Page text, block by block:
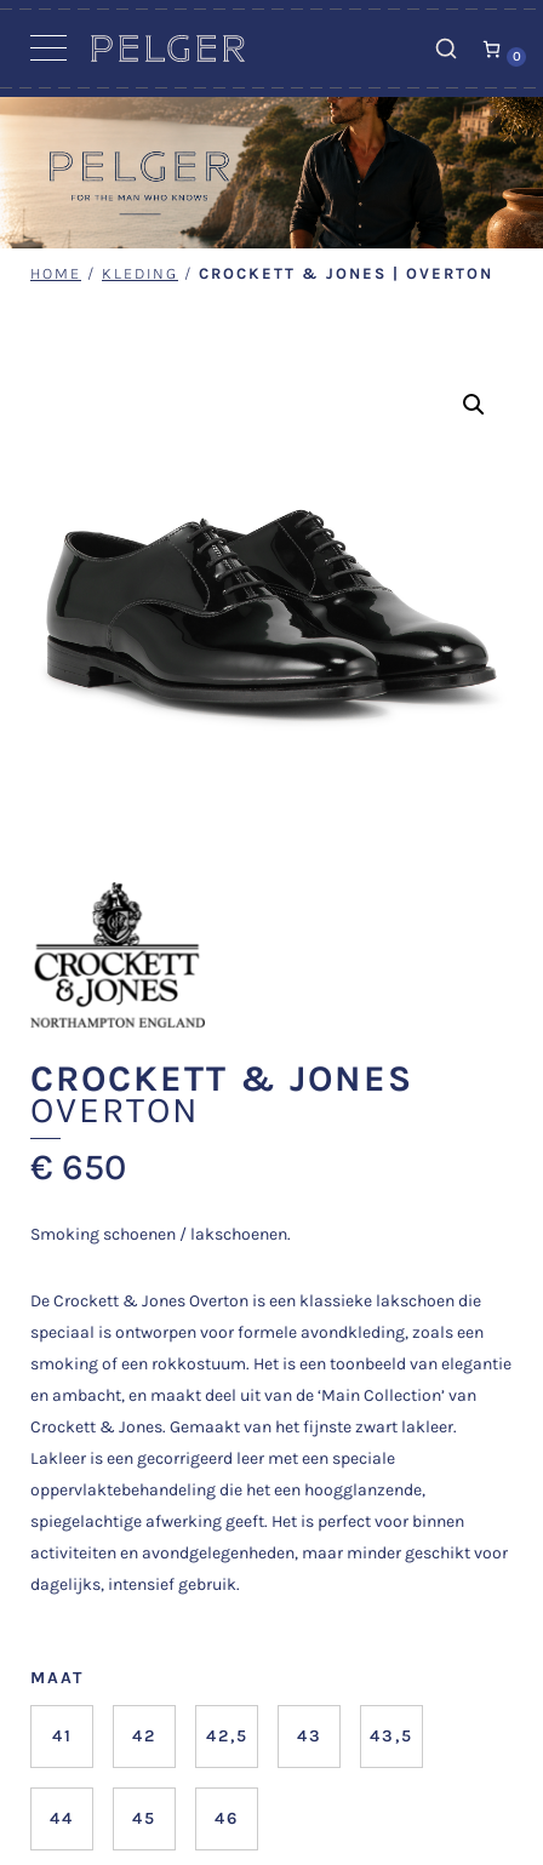
0
HOME / KLEDING / CROCKETT & JONES | OVERTON
CROCKETT & JONES
OVERTON
€ 650
Smoking schoenen / lakschoenen.
De Crockett & Jones Overton is een klassieke lakschoen die
speciaal is ontworpen voor formele avondkleding, zoals een
smoking of een rokkostuum. Het is een toonbeeld van elegantie
en ambacht, en maakt deel uit van de ‘Main Collection’ van
Crockett & Jones. Gemaakt van het fijnste zwart lakleer.
Lakleer is een gecorrigeerd leer met een speciale
oppervlaktebehandeling die het een hoogglanzende,
spiegelachtige afwerking geeft. Het is perfect voor binnen
activiteiten en avondgelegenheden, maar minder geschikt voor
dagelijks, intensief gebruik.
MAAT
41 42 42,5 43 43,5
44 45 46